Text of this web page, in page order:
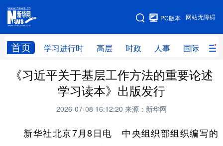
网站无障碍
PC版本
首页 学习进行时 高层 时政 人事 国际 财
网站地图
学习进行时 高层 时政 人事
财经 网评
科技 科创 量子 体育
《习近平关于基层工作方法的重要论述
学习读本》出版发行
2026-07-08 16:12:20 来源：新华网
新华社北京7月8日电 中央组织部组织编写的